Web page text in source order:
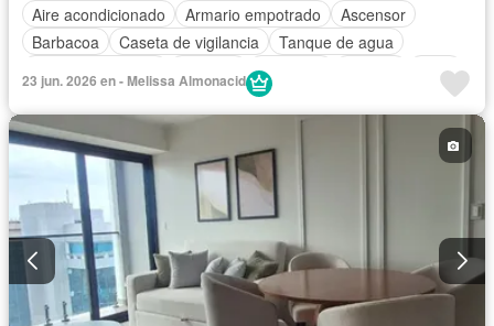
Aire acondicionado
Armario empotrado
Ascensor
Barbacoa
Caseta de vigilancia
Tanque de agua
Gimnasio
Patio
Piscina
Seguridad
Vista panorámica
Permite mascotas
Sin amoblar
23 jun. 2026 en - Melissa Almonacid